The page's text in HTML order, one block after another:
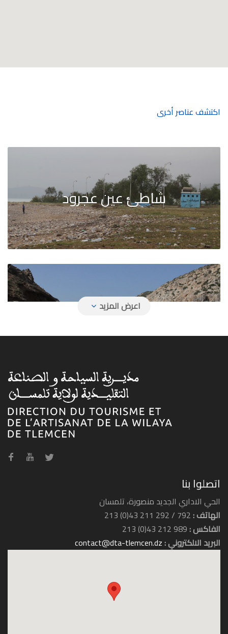
اكتشف عناصر أخرى
شاطئ عين عجرود
شاطئ آقلا
شاطئ بيدر
شاطئ هنين
اتصلوا بنا
الحي الاداري الجديد منصورة، تلمسان
الهاتف :792 / 292 211 43(0) 213
الفاكس :989 212 43(0) 213
البريد الالكتروني :contact@dta-tlemcen.dz